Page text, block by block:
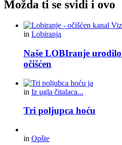
Možda ti se svidi i ovo
in Lobiranja
Naše LOBIranje
očišćen
in Iz ugla čitalaca...
Tri poljupca hoću
in Opšte